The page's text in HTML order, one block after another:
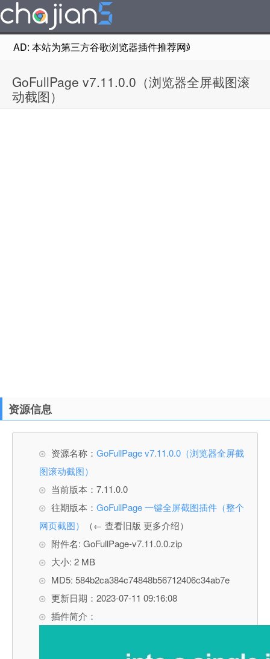
AD: 本站为第三方谷歌浏览器插件推荐网站，非Google
GoFullPage v7.11.0.0（浏览器全屏截图滚
动截图）
资源信息
资源名称： GoFullPage v7.11.0.0（浏览器全屏截
图滚动截图）
当前版本：7.11.0.0
往期版本： GoFullPage 一键全屏截图插件（整个
网页截图）
（← 查看旧版 更多介绍）
附件名: GoFullPage-v7.11.0.0.zip
大小: 2 MB
MD5: 584b2ca384c74848b56712406c34ab7e
更新日期：2023-07-11 09:16:08
插件简介：